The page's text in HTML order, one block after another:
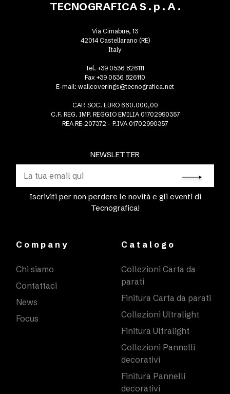
NEWSLETTER
Iscriviti per non perdere le novità e gli eventi di
Tecnografica!
TECNOGRAFICA S . p . A .
Via Cimabue, 13
42014 Castellarano (RE)
Italy
Tel. +39 0536 826111
Fax +39 0536 826110
E-mail: wallcoverings@tecnografica.net
CAP. SOC. EURO 660.000,00
C.F. REG. IMP. REGGIO EMILIA 01702990357
REA RE-207372 - P.IVA 01702990357
Company
Chi siamo
Contattaci
News
Focus
Catalogo
Collezioni Carta da
parati
Finitura Carta da parati
Collezioni Ultralight
Finitura Ultralight
Collezioni Pannelli
decorativi
Finitura Pannelli
decorativi